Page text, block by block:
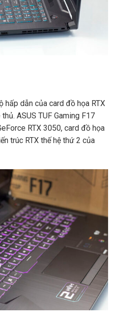
hấp dẫn của card đồ họa RTX
ASUS TUF Gaming F17
RTX 3050, card đồ họa
trúc RTX thế hệ thứ 2 của